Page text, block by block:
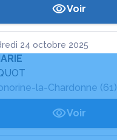
Voir
24 octobre 2025
la-Chardonne (61)
Voir